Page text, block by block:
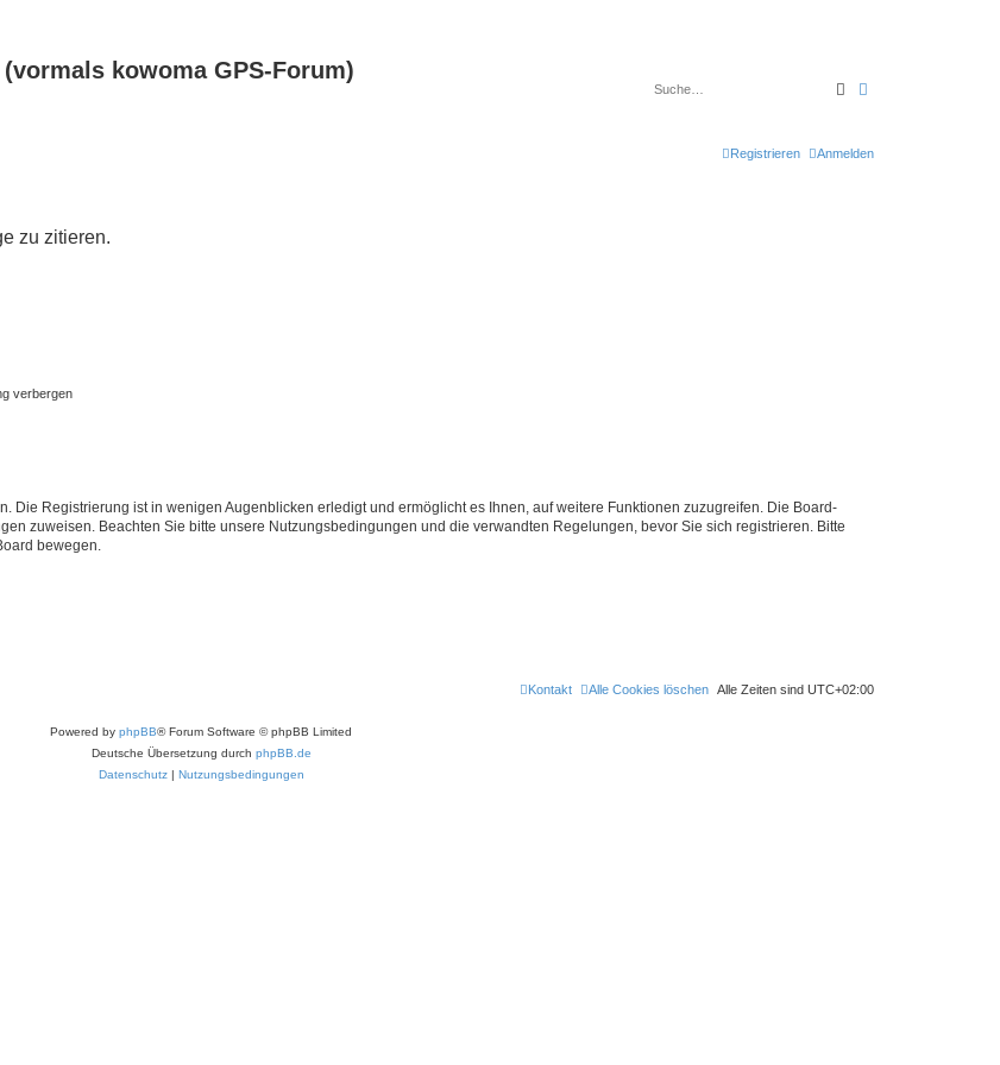
kowoma GPS-Forum)
Suche
Anmelden
Registrieren
zu zitieren.
verbergen
Die Registrierung ist in wenigen Augenblicken erledigt und ermöglicht es Ihnen, auf weitere Funktionen zuzugreifen. Die Board-
zuweisen. Beachten Sie bitte unsere Nutzungsbedingungen und die verwandten Regelungen, bevor Sie sich registrieren. Bitte
bewegen.
Alle Zeiten sind UTC+02:00
Alle Cookies löschen
Kontakt
Powered by phpBB® Forum Software © phpBB Limited
Deutsche Übersetzung durch phpBB.de
Datenschutz| Nutzungsbedingungen